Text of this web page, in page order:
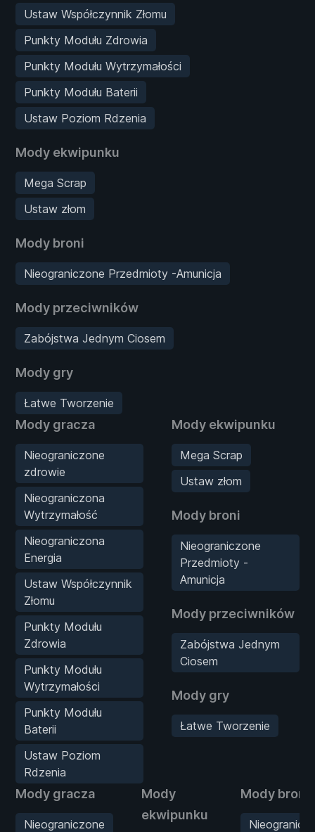
Ustaw Współczynnik Złomu
Punkty Modułu Zdrowia
Punkty Modułu Wytrzymałości
Punkty Modułu Baterii
Ustaw Poziom Rdzenia
Mody ekwipunku
Mega Scrap
Ustaw złom
Mody broni
Nieograniczone Przedmioty -Amunicja
Mody przeciwników
Zabójstwa Jednym Ciosem
Mody gry
Łatwe Tworzenie
Mody gracza
Nieograniczone
zdrowie
Nieograniczona
Wytrzymałość
Nieograniczona
Energia
Ustaw Współczynnik
Złomu
Punkty Modułu
Zdrowia
Punkty Modułu
Wytrzymałości
Punkty Modułu
Baterii
Ustaw Poziom
Rdzenia
Mody ekwipunku
Mega Scrap
Ustaw złom
Mody broni
Nieograniczone
Przedmioty -
Amunicja
Mody przeciwników
Zabójstwa Jednym
Ciosem
Mody gry
Łatwe Tworzenie
Mody gracza
Nieograniczone
Mody
ekwipunku
Mody broni